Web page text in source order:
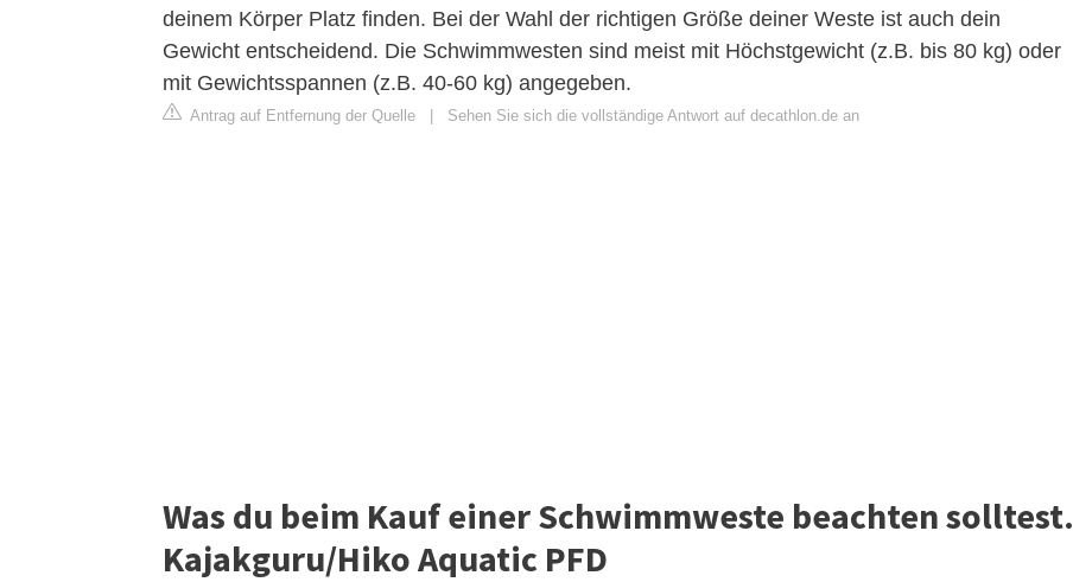
deinem Körper Platz finden. Bei der Wahl der richtigen Größe deiner Weste ist auch dein
Gewicht entscheidend. Die Schwimmwesten sind meist mit Höchstgewicht (z.B. bis 80 kg) oder
mit Gewichtsspannen (z.B. 40-60 kg) angegeben.
Antrag auf Entfernung der Quelle Sehen Sie sich die vollständige Antwort auf decathlon.de an
Was du beim Kauf einer Schwimmweste beachten solltest.
Kajakguru/Hiko Aquatic PFD